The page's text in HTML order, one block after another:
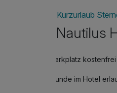
Kurzurlaub
Nautilus
Parkplatz kostenfrei
Hunde im Hotel